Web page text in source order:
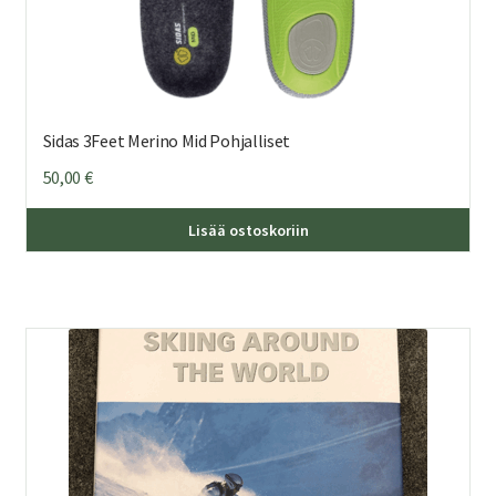
Sidas 3Feet Merino Mid Pohjalliset
50,00 €
Lisää ostoskoriin